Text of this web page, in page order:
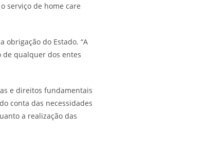
serviço de home care
obrigação do Estado. “A
de qualquer dos entes
e direitos fundamentais
conta das necessidades
a realização das